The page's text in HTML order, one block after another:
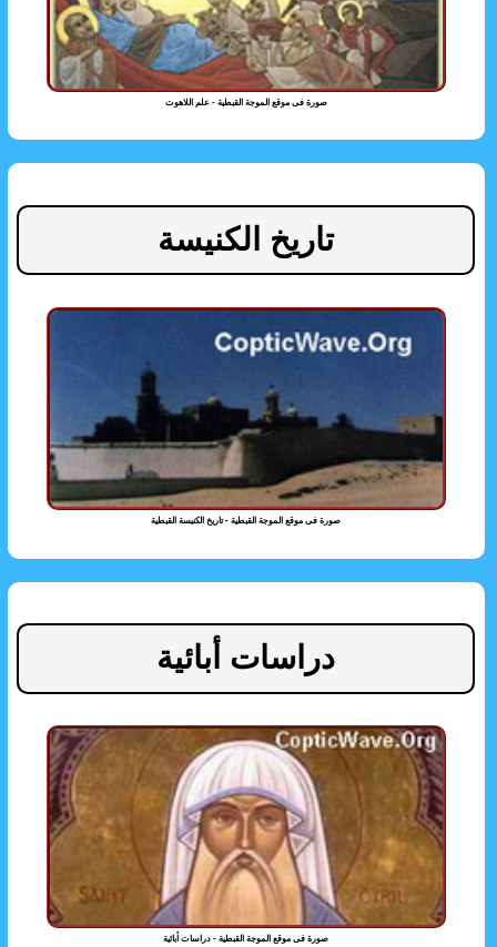
صورة فى موقع الموجة القبطية - علم اللاهوت
تاريخ الكنيسة
صورة فى موقع الموجة القبطية - تاريخ الكنيسة القبطية
دراسات أبائية
صورة فى موقع الموجة القبطية - دراسات أبائية